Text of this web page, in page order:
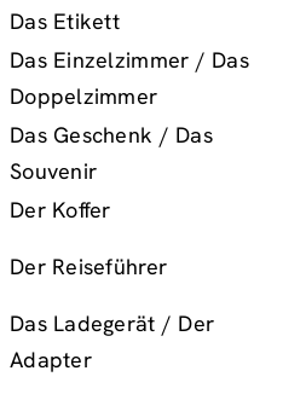
Das Etikett
Das Einzelzimmer / Das
Doppelzimmer
Das Geschenk / Das
Souvenir
Der Koffer
Der Reiseführer
Das Ladegerät / Der
Adapter